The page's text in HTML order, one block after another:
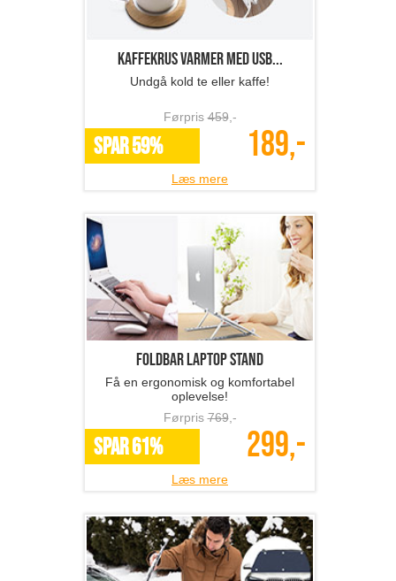
Kaffekrus varmer med USB...
Undgå kold te eller kaffe!
Førpris459,-
SPAR 59% 189,-
Læs mere
Foldbar laptop stand
Få en ergonomisk og komfortabel
oplevelse!
Førpris769,-
SPAR 61% 299,-
Læs mere